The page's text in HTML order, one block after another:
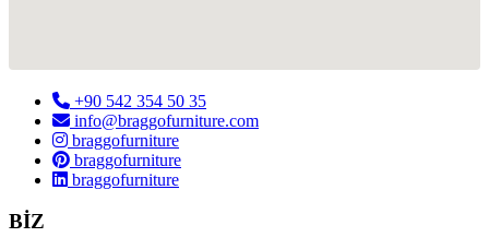
+90 542 354 50 35
info@braggofurniture.com
braggofurniture
braggofurniture
braggofurniture
BİZ